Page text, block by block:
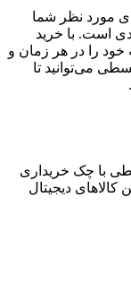
مورد نظر شما
است. با خرید
خود را در هر زمان و
می‌توانید تا
با چک خریداری
کالاهای دیجیتال